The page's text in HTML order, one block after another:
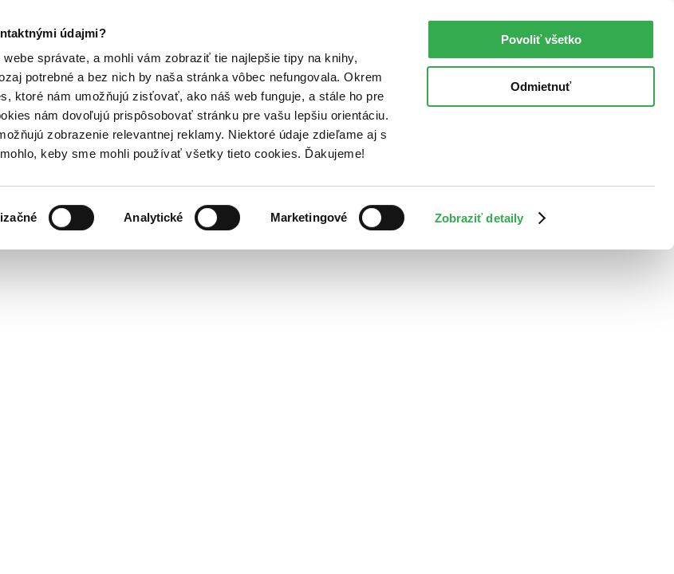
údajmi?
správate, a mohli vám zobraziť tie najlepšie tipy na knihy,
potrebné a bez nich by naša stránka vôbec nefungovala. Okrem
ktoré nám umožňujú zisťovať, ako náš web funguje, a stále ho pre
nám dovoľujú prispôsobovať stránku pre vašu lepšiu orientáciu.
zobrazenie relevantnej reklamy. Niektoré údaje zdieľame aj s
keby sme mohli používať všetky tieto cookies. Ďakujeme!
Analytické Marketingové Zobraziť detaily
Povoliť všetko
Odmietnuť